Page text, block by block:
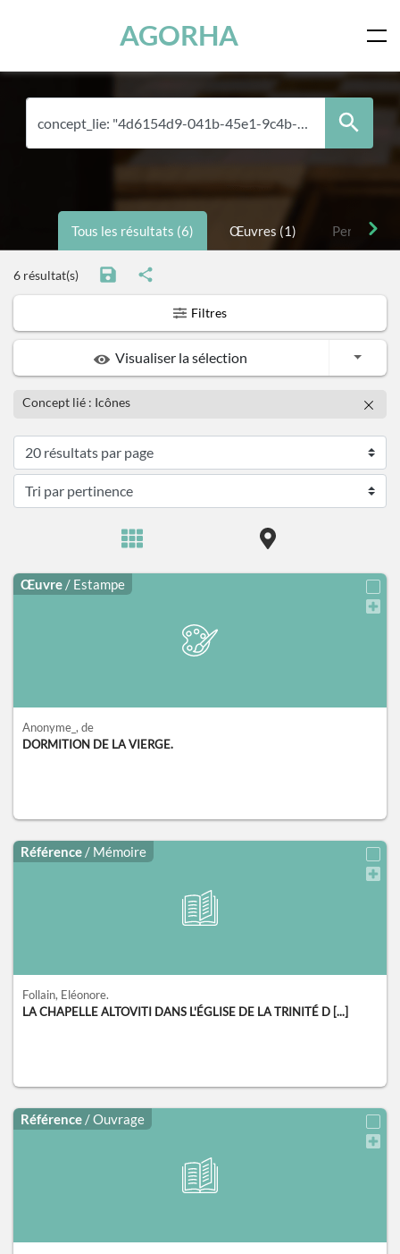
AGORHA
Tous les résultats (6) Œuvres (1) Personnes
6 résultat(s)
Filtres
Visualiser la sélection Toggle
Concept lié : Icônes
Œuvre / Estampe
Anonyme_ , de
DORMITION DE LA VIERGE.
Référence / Mémoire
Follain, Eléonore.
LA CHAPELLE ALTOVITI DANS L'ÉGLISE DE LA TRINITÉ D [...]
Référence / Ouvrage